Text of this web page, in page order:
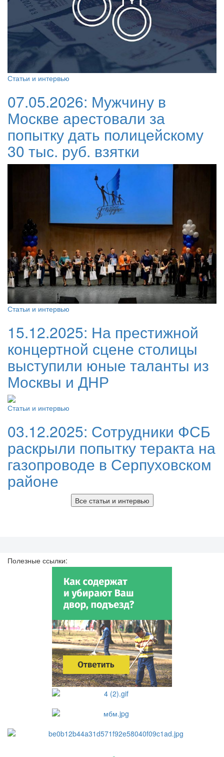
Статьи и интервью
07.05.2026: Мужчину в
Москве арестовали за
попытку дать полицейскому
30 тыс. руб. взятки
Статьи и интервью
15.12.2025: На престижной
концертной сцене столицы
выступили юные таланты из
Москвы и ДНР
Статьи и интервью
03.12.2025: Сотрудники ФСБ
раскрыли попытку теракта на
газопроводе в Серпуховском
районе
Все статьи и интервью
Полезные ссылки: